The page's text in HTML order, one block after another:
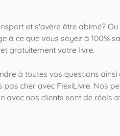
et s'avère être abimé? Ou
à ce que vous soyez à 100%
gratuitement votre livre.
à toutes vos questions ainsi
cher avec FlexiLivre. Nos
avec nos clients sont de réels